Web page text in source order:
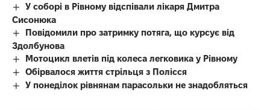
У соборі в Рівному відспівали лікаря Дмитра
Сисонюка
Повідомили про затримку потяга, що курсує від
Здолбунова
Мотоцикл влетів під колеса легковика у Рівному
Обірвалося життя стрільця з Полісся
У понеділок рівнянам парасольки не знадобляться